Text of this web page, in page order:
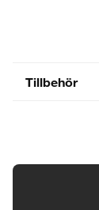
Tillbehör